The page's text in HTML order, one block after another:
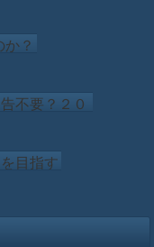
？
不要？２０
場合もある
目指す